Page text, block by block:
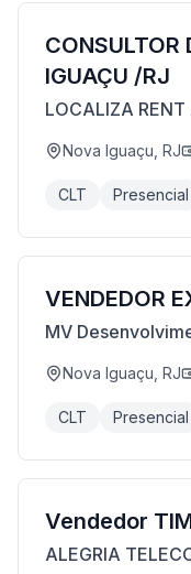
CONSULTOR
IGUAÇU /RJ
LOCALIZA RENT
Nova Iguaçu, RJ
CLT Presencial
VENDEDOR
MV
Nova Iguaçu, RJ
CLT Presencial
Vendedor
ALEGRIA